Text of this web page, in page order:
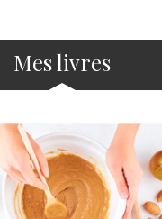
Mes livres